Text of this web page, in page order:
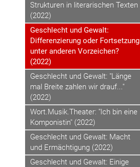
Strukturen in literarischen Texten
(2022)
Geschlecht und Gewalt:
Differenzierung oder Fortsetzung
unter anderen Vorzeichen?
(2022)
Geschlecht und Gewalt: "Länge
mal Breite zahlen wir drauf..."
(2022)
Wort.Musik.Theater: "Ich bin eine
Komponistin" (2022)
Geschlecht und Gewalt: Macht
und Ermächtigung (2022)
Geschlecht und Gewalt: Einige